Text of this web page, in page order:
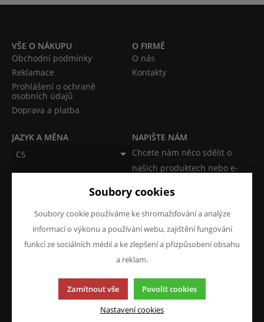
VŠE O NÁKUPU
Obchodní podmínky
Reklamace
Prohlášení o ochraně
osobních údajů
Doprava a platba
O FIRMĚ
O nás
Kontakty
JAZYK A MĚNA
CS
CZK (Kč)
NAPIŠTE NÁM
Chcete nám něco sdělit o
našich produktech nebo e-
Tato stránka používá soubory cookies. Klikněte pro více
© 2013-2026 ATKM s.r.o.
Soubory cookies
Soubory cookie používáme ke shromažďování a analýze
informací o výkonu a používání webu, zajištění fungování
funkcí ze sociálních médií a ke zlepšení a přizpůsobení obsahu
a reklam.
Zamítnout vše Povolit cookies
Nastavení cookies